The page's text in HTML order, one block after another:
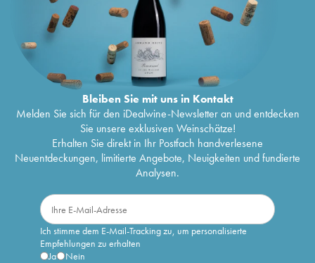
Bleiben Sie mit uns in Kontakt
Melden Sie sich für den iDealwine-Newsletter an und entdecken
Sie unsere exklusiven Weinschätze!
Erhalten Sie direkt in Ihr Postfach handverlesene
Neuentdeckungen, limitierte Angebote, Neuigkeiten und fundierte
Analysen.
Ich stimme dem E-Mail-Tracking zu, um personalisierte
Empfehlungen zu erhalten
Ja
Nein